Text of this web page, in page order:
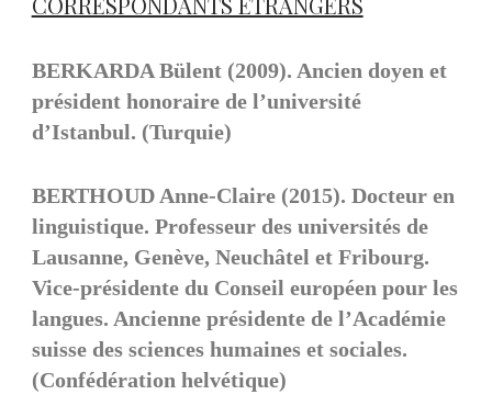
BERKARDA Bülent (2009). Ancien doyen et
président honoraire de l’université
d’Istanbul. (Turquie)
BERTHOUD Anne-Claire (2015). Docteur en
linguistique. Professeur des universités de
Lausanne, Genève, Neuchâtel et Fribourg.
Vice-présidente du Conseil européen pour les
langues. Ancienne présidente de l’Académie
suisse des sciences humaines et sociales.
(Confédération helvétique)